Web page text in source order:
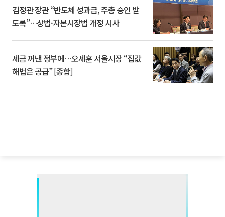
김정관 장관 “반도체 성과급, 주총 승인 받
도록”…상법·자본시장법 개정 시사
세금 꺼낸 정부에…오세훈 서울시장 “집값
해법은 공급” [종합]